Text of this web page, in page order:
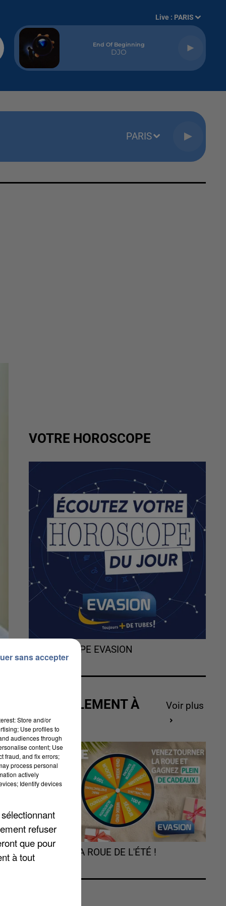
Live : PARIS
End Of Beginning
DJO
PARIS
VOTRE HOROSCOPE
L'HOROSCOPE EVASION
ACTUELLEMENT À
GAGNER
Voir plus
TOURNEZ LA ROUE DE L'ÉTÉ !
Store and/or
Use profiles to
audiences through
content; Use
fraud, and fix errors;
process personal
actively
Identify devices
refuser
que pour
à tout
sans accepter